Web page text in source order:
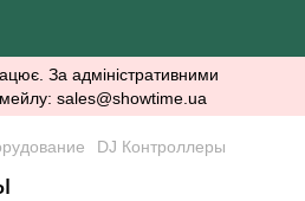
За адміністративними
sales@showtime.ua
DJ Контроллеры